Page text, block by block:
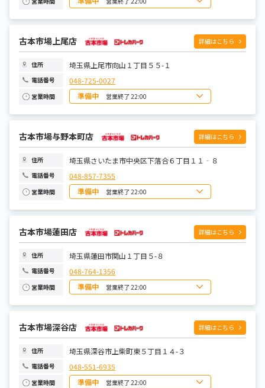
日曜日 10:00~22:00
月曜日
水曜日
木曜日
金曜日
土曜日 10:00~22:00
古本市場上尾店 詳細はこちら
住所 埼玉県上尾市向山１丁目５５-１
電話番号 048-725-0027
営業時間 準備中 営業終了 22:00
日曜日 10:00~22:00
月曜日
水曜日 10:00~22:00
木曜日 10:00~22:00
金曜日
土曜日 10:00~22:00
古本市場与野本町店 詳細はこちら
住所 埼玉県さいたま市中央区下落合６丁目１１‐８
電話番号 048-857-7355
営業時間 準備中 営業終了 22:00
日曜日 10:00~22:00
月曜日
水曜日
木曜日
金曜日
土曜日 10:00~22:00
古本市場蓮田店 詳細はこちら
住所 埼玉県蓮田市関山１丁目５-８
電話番号 048-764-1356
営業時間 準備中 営業終了 22:00
日曜日 10:00~22:00
月曜日
水曜日
木曜日
金曜日
土曜日 10:00~22:00
古本市場深谷店 詳細はこちら
住所 埼玉県深谷市上柴町東５丁目１４-３
電話番号 048-551-6935
営業時間 準備中 営業終了 22:00